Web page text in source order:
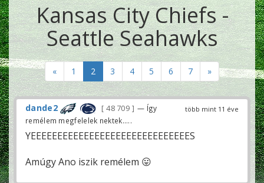
Kansas City Chiefs -
Seattle Seahawks
« 1 2 3 4 5 6 7 »
több mint 11 éve
dande2 48 709
— Így
remélem megfelelek nektek.....
YEEEEEEEEEEEEEEEEEEEEEEEEEEEEEES
Amúgy Ano iszik remélem 😛